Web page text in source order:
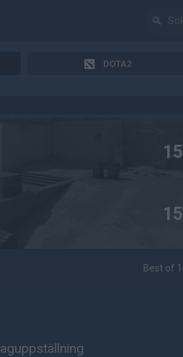
DOTA2
15
15
Best of 1